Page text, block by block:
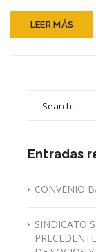
LEER MÁS
Entradas
CONVENIO
SINDICATO